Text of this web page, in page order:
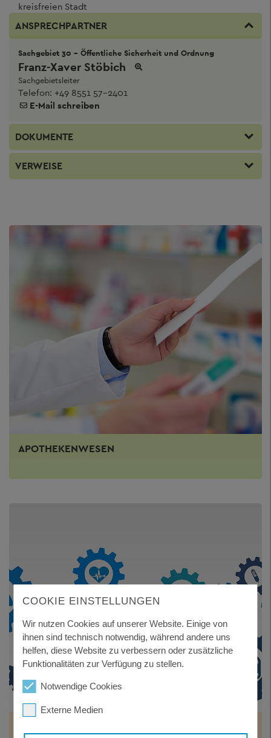
kreisfreien Stadt
ANSPRECHPARTNER
Sachgebiet 30 - Öffentliche Sicherheit und Ordnung
Franz-Xaver Stöbich
Sachgebietsleiter
Telefon: +49 8551 57-2401
E-Mail schreiben
DOKUMENTE
VERWEISE
APOTHEKENWESEN
COOKIE EINSTELLUNGEN
Wir nutzen Cookies auf unserer Website. Einige von
ihnen sind technisch notwendig, während andere uns
helfen, diese Website zu verbessern oder zusätzliche
Funktionalitäten zur Verfügung zu stellen.
Notwendige Cookies
Externe Medien